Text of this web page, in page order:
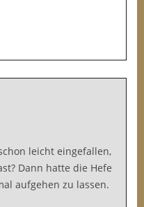
leicht eingefallen,
Dann hatte die Hefe
aufgehen zu lassen.